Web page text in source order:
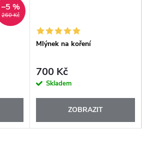
260 Kč
–5 %
Mlýnek na koření
700 Kč
Skladem
ZOBRAZIT